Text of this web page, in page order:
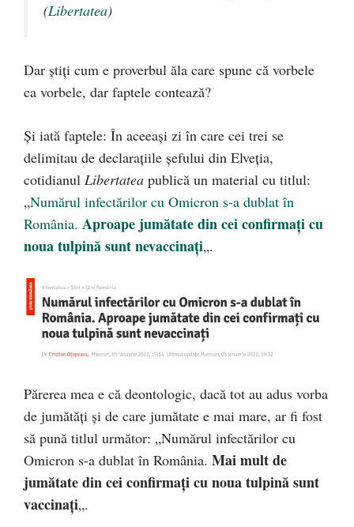
(Libertatea)
Dar știți cum e proverbul ăla care spune că vorbele
ca vorbele, dar faptele contează?
Și iată faptele: În aceeași zi în care cei trei se
delimitau de declarațiile șefului din Elveția,
cotidianul Libertatea publică un material cu titlul:
„Numărul infectărilor cu Omicron s-a dublat în
România. Aproape jumătate din cei confirmați cu
noua tulpină sunt nevaccinați„.
Părerea mea e că deontologic, dacă tot au adus vorba
de jumătăți și de care jumătate e mai mare, ar fi fost
să pună titlul următor: „Numărul infectărilor cu
Omicron s-a dublat în România. Mai mult de
jumătate din cei confirmați cu noua tulpină sunt
vaccinați„.